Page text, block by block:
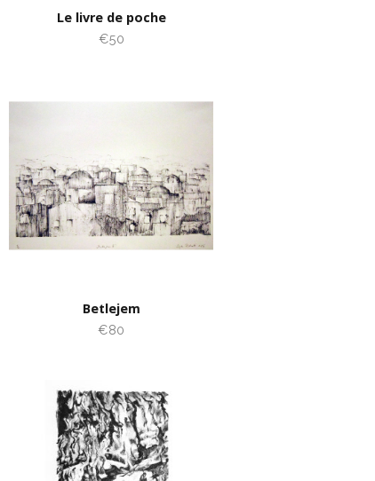
Le livre de poche
€50
Betlejem
€80